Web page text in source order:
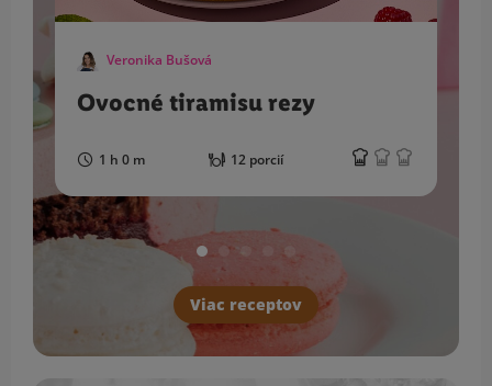
Veronika Bušová
Ovocné tiramisu rezy
1 h 0 m 12 porcií
Viac receptov